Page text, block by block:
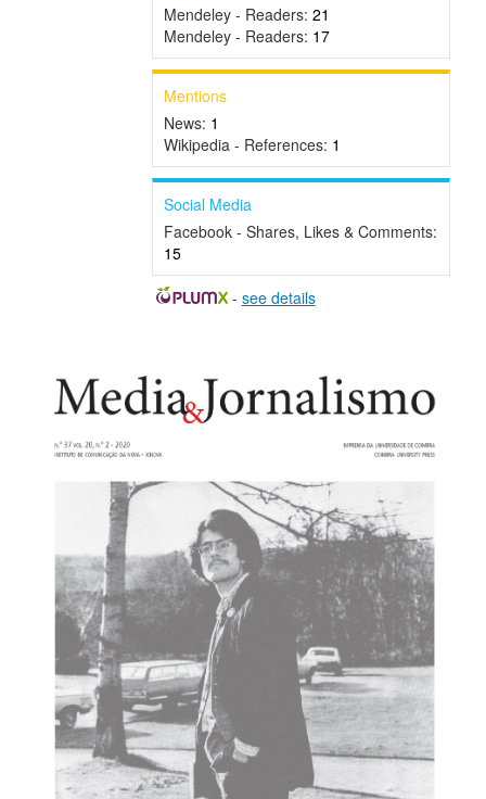
Mendeley - Readers: 21
Mendeley - Readers: 17
Mentions
News: 1
Wikipedia - References: 1
Social Media
Facebook - Shares, Likes & Comments:
15
- see details